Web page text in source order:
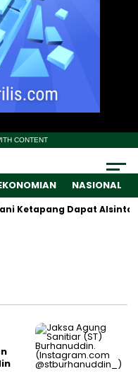
CONTENT
NASIONAL
Ketapang Dapat